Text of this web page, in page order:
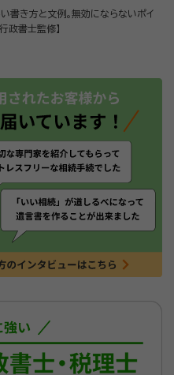
書き方と文例。無効にならないポイ
政書士監修】